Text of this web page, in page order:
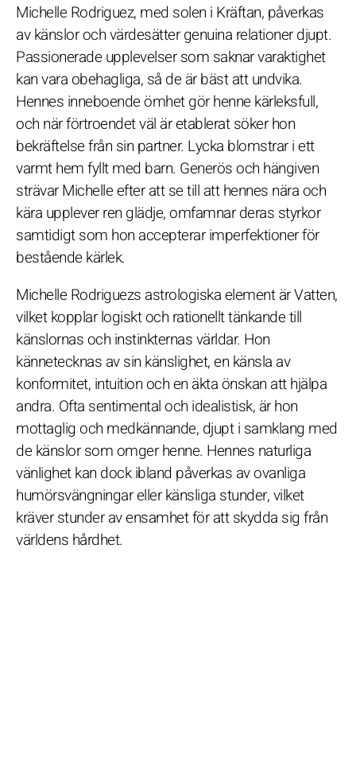
Michelle Rodriguez, med solen i Kräftan, påverkas
av känslor och värdesätter genuina relationer djupt.
Passionerade upplevelser som saknar varaktighet
kan vara obehagliga, så de är bäst att undvika.
Hennes inneboende ömhet gör henne kärleksfull,
och när förtroendet väl är etablerat söker hon
bekräftelse från sin partner. Lycka blomstrar i ett
varmt hem fyllt med barn. Generös och hängiven
strävar Michelle efter att se till att hennes nära och
kära upplever ren glädje, omfamnar deras styrkor
samtidigt som hon accepterar imperfektioner för
bestående kärlek.
Michelle Rodriguezs astrologiska element är Vatten,
vilket kopplar logiskt och rationellt tänkande till
känslornas och instinkternas världar. Hon
kännetecknas av sin känslighet, en känsla av
konformitet, intuition och en äkta önskan att hjälpa
andra. Ofta sentimental och idealistisk, är hon
mottaglig och medkännande, djupt i samklang med
de känslor som omger henne. Hennes naturliga
vänlighet kan dock ibland påverkas av ovanliga
humörsvängningar eller känsliga stunder, vilket
kräver stunder av ensamhet för att skydda sig från
världens hårdhet.